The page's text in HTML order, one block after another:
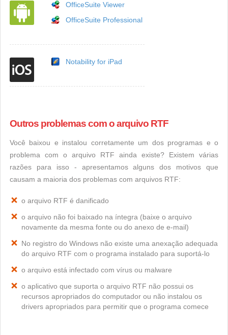
OfficeSuite Viewer
OfficeSuite Professional
Notability for iPad
Outros problemas com o arquivo RTF
Você baixou e instalou corretamente um dos programas e o
problema com o arquivo RTF ainda existe? Existem várias
razões para isso - apresentamos alguns dos motivos que
causam a maioria dos problemas com arquivos RTF:
o arquivo RTF é danificado
o arquivo não foi baixado na íntegra (baixe o arquivo
novamente da mesma fonte ou do anexo de e-mail)
No registro do Windows não existe uma anexação adequada
do arquivo RTF com o programa instalado para suportá-lo
o arquivo está infectado com vírus ou malware
o aplicativo que suporta o arquivo RTF não possui os
recursos apropriados do computador ou não instalou os
drivers apropriados para permitir que o programa comece